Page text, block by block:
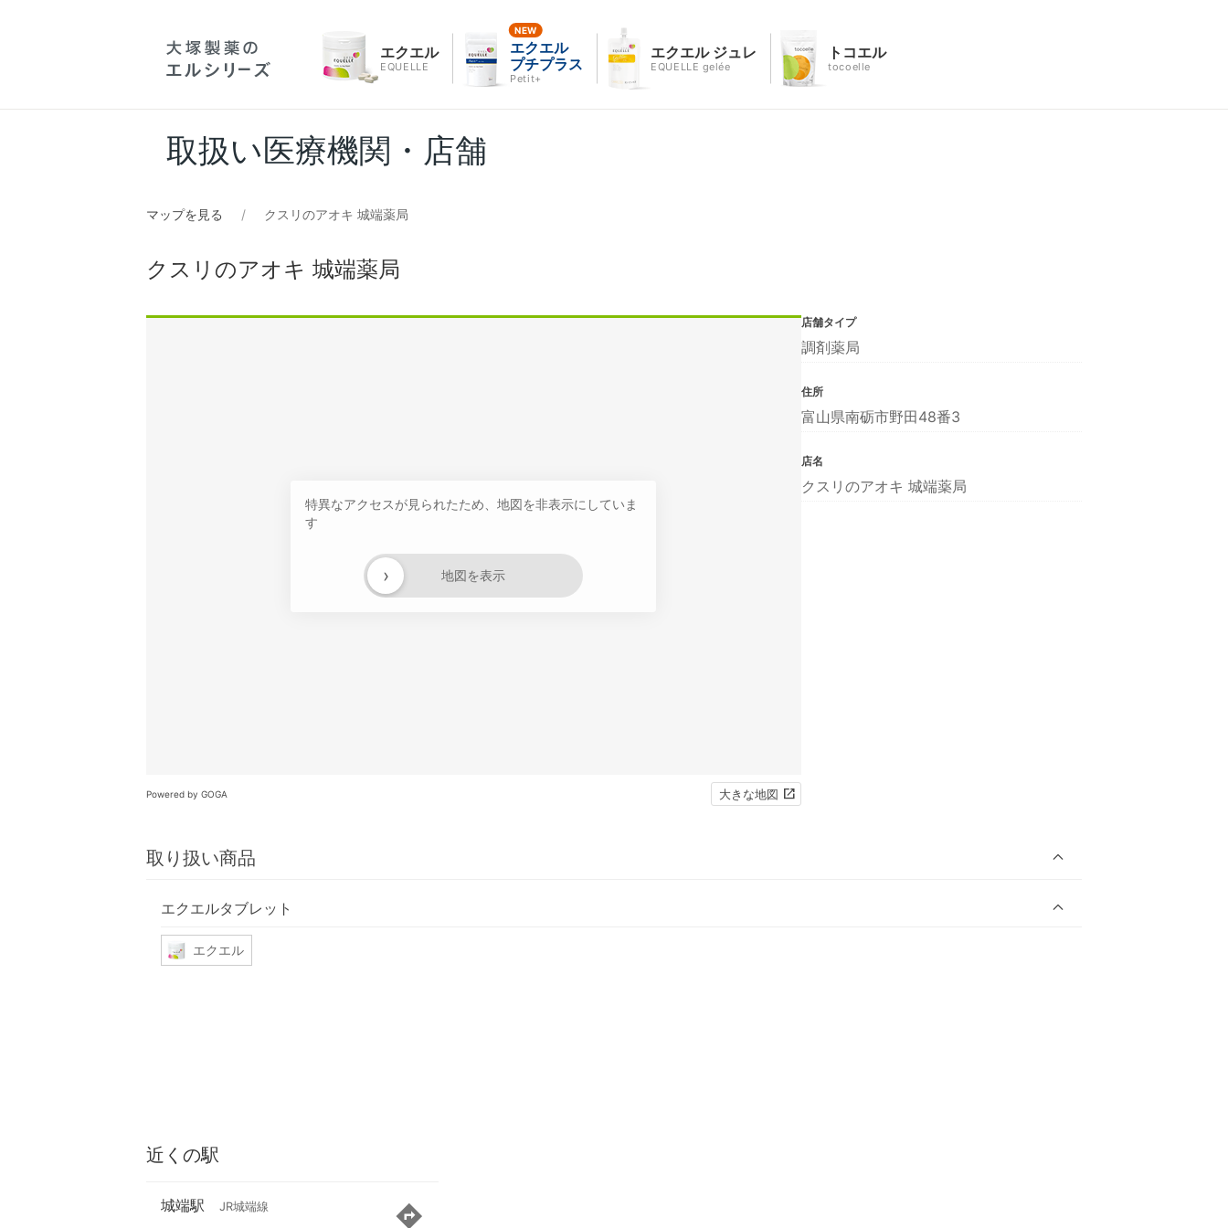
エクエル
EQUELLE
エクエル
プチプラス
Petit+
エクエル ジュレ
EQUELLE gelée
トコエル
tocoelle
取扱い医療機関・店舗
マップを見る クスリのアオキ 城端薬局
クスリのアオキ 城端薬局
特異なアクセスが見られたため、地図を非表示にしていま
す
地図を表示
›
Powered by GOGA 大きな地図
取り扱い商品
エクエルタブレット
エクエル
店舗タイプ
調剤薬局
住所
富山県南砺市野田48番3
店名
クスリのアオキ 城端薬局
近くの駅
城端駅 JR城端線